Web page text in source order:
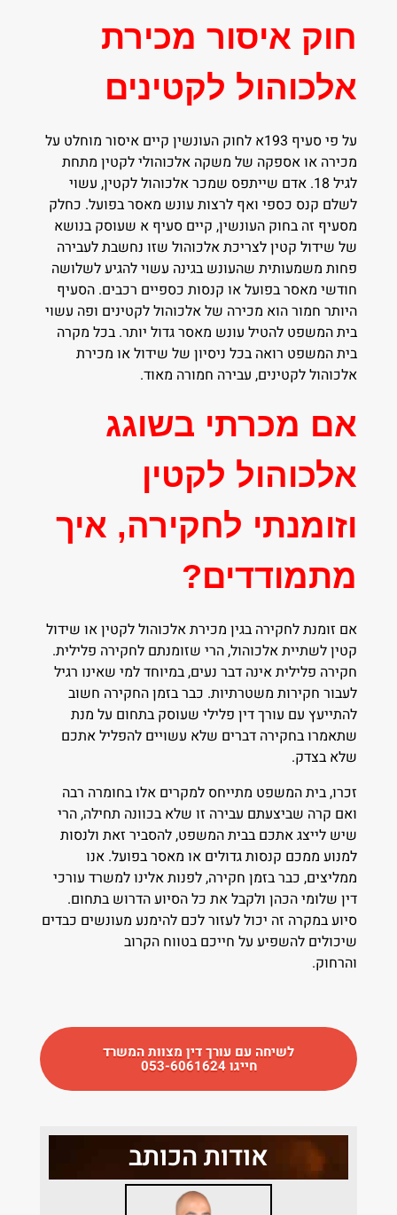
חוק איסור מכירת
אלכוהול לקטינים
על פי סעיף 193א לחוק העונשין קיים איסור מוחלט על
מכירה או אספקה של משקה אלכוהולי לקטין מתחת
לגיל 18. אדם שייתפס שמכר אלכוהול לקטין, עשוי
לשלם קנס כספי ואף לרצות עונש מאסר בפועל. כחלק
מסעיף זה בחוק העונשין, קיים סעיף א שעוסק בנושא
של שידול קטין לצריכת אלכוהול שזו נחשבת לעבירה
פחות משמעותית שהעונש בגינה עשוי להגיע לשלושה
חודשי מאסר בפועל או קנסות כספיים רכבים. הסעיף
היותר חמור הוא מכירה של אלכוהול לקטינים ופה עשוי
בית המשפט להטיל עונש מאסר גדול יותר. בכל מקרה
בית המשפט רואה בכל ניסיון של שידול או מכירת
אלכוהול לקטינים, עבירה חמורה מאוד.
אם מכרתי בשוגג
אלכוהול לקטין
וזומנתי לחקירה, איך
מתמודדים?
אם זומנת לחקירה בגין מכירת אלכוהול לקטין או שידול
קטין לשתיית אלכוהול, הרי שזומנתם לחקירה פלילית.
חקירה פלילית אינה דבר נעים, במיוחד למי שאינו רגיל
לעבור חקירות משטרתיות. כבר בזמן החקירה חשוב
להתייעץ עם עורך דין פלילי שעוסק בתחום על מנת
שתאמרו בחקירה דברים שלא עשויים להפליל אתכם
שלא בצדק.
זכרו, בית המשפט מתייחס למקרים אלו בחומרה רבה
ואם קרה שביצעתם עבירה זו שלא בכוונה תחילה, הרי
שיש לייצג אתכם בבית המשפט, להסביר זאת ולנסות
למנוע ממכם קנסות גדולים או מאסר בפועל. אנו
ממליצים, כבר בזמן חקירה, לפנות אלינו למשרד עורכי
דין שלומי הכהן ולקבל את כל הסיוע הדרוש בתחום.
סיוע במקרה זה יכול לעזור לכם להימנע מעונשים כבדים
שיכולים להשפיע על חייכם בטווח הקרוב
לשיחה עם עורך דין מצוות המשרד
חייגו 053-6061624
אודות הכותב